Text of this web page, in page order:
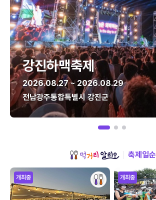
강진하맥축제
2026.08.27 ~ 2026.08.29
전남광주통합특별시 강진군
축제일순
개최중 개최중